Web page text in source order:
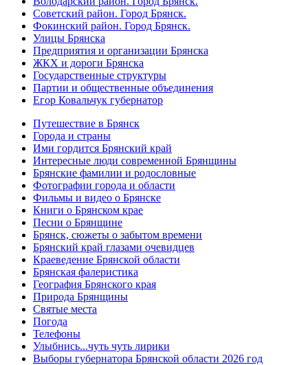
Советский район. Город Брянск.
Фокинский район. Город Брянск.
Улицы Брянска
Предприятия и организации Брянска
ЖКХ и дороги Брянска
Государственные структуры
Партии и общественные объединения
Егор Ковальчук губернатор
Путешествие в Брянск
Города и страны
Ими гордится Брянский край
Интересные люди современной Брянщины
Брянские фамилии и родословные
Фотографии города и области
Фильмы и видео о Брянске
Книги о Брянском крае
Песни о Брянщине
Брянск, сюжеты о забытом времени
Брянский край глазами очевидцев
Краеведение Брянской области
Брянская фалеристика
География Брянского края
Природа Брянщины
Святые места
Погода
Телефоны
Улыбнись...чуть чуть лирики
Выборы губернатора Брянской области 2026 год